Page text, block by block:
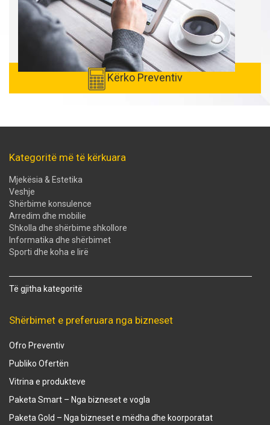
Kërko Preventiv
Kategoritë më të kërkuara
Mjekësia & Estetika
Veshje
Shërbime konsulence
Arredim dhe mobilie
Shkolla dhe shërbime shkollore
Informatika dhe shërbimet
Sporti dhe koha e lirë
Të gjitha kategoritë
Shërbimet e preferuara nga bizneset
Ofro Preventiv
Publiko Ofertën
Vitrina e produkteve
Paketa Smart – Nga bizneset e vogla
Paketa Gold – Nga bizneset e mëdha dhe koorporatat